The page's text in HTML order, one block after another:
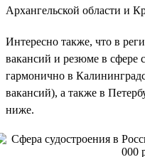
Архангельской области и
Интересно также, что в
вакансий и резюме в сфере
гармонично в
вакансий), а также в
ниже.